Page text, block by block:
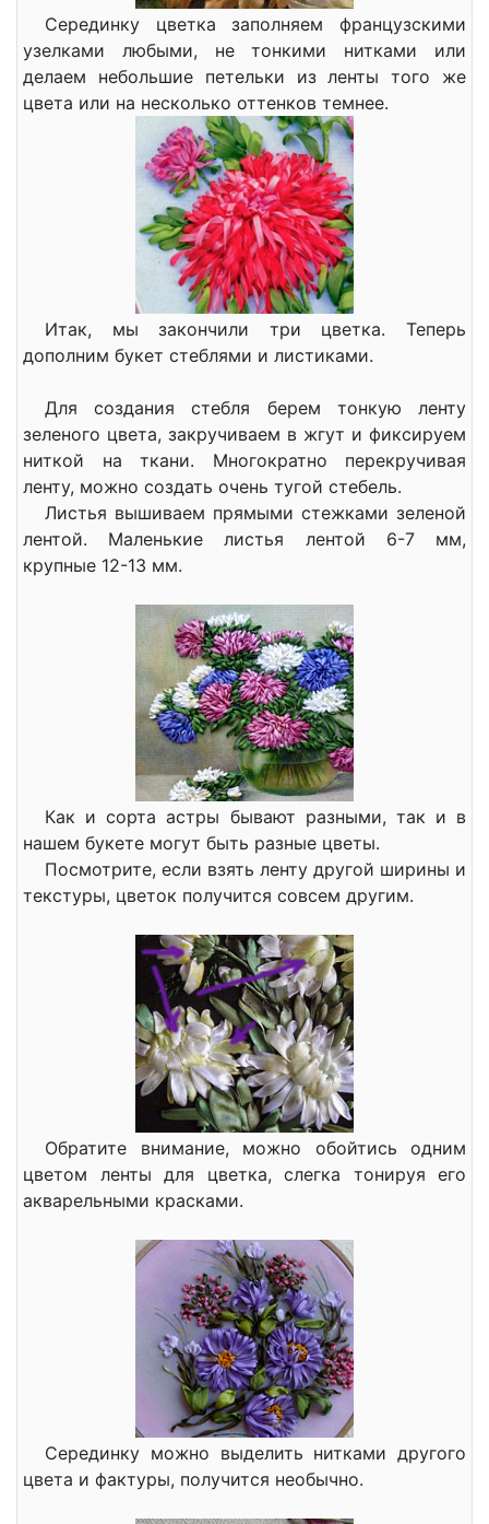
Серединку цветка заполняем французскими
узелками любыми, не тонкими нитками или
делаем небольшие петельки из ленты того же
цвета или на несколько оттенков темнее.
Итак, мы закончили три цветка. Теперь
дополним букет стеблями и листиками.
Для создания стебля берем тонкую ленту
зеленого цвета, закручиваем в жгут и фиксируем
ниткой на ткани. Многократно перекручивая
ленту, можно создать очень тугой стебель.
Листья вышиваем прямыми стежками зеленой
лентой. Маленькие листья лентой 6-7 мм,
крупные 12-13 мм.
Как и сорта астры бывают разными, так и в
нашем букете могут быть разные цветы.
Посмотрите, если взять ленту другой ширины и
текстуры, цветок получится совсем другим.
Обратите внимание, можно обойтись одним
цветом ленты для цветка, слегка тонируя его
акварельными красками.
Серединку можно выделить нитками другого
цвета и фактуры, получится необычно.